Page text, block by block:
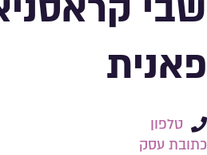
פאנית
טלפון
כתובת עסק